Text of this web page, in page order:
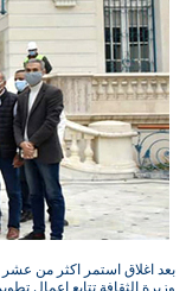
بعد اغلاق استمر اكثر من
وزيرة الثقافة تتابع اعمال